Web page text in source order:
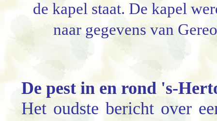
de kapel staat. De kapel
naar gegevens van
De pest in en rond 's-
Het oudste bericht over